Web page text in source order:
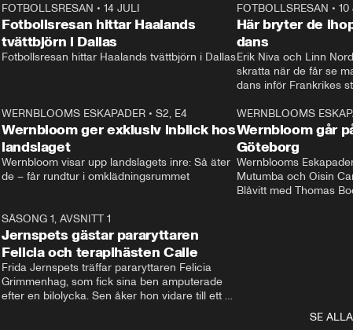
FOTBOLLSRESAN • 14 JULI
Fotbollsresan hittar Haalands
tvättbjörn i Dallas
Fotbollsresan hittar Haalands tvättbjörn i Dallas
FOTBOLLSRESAN • 10
Här bryter de
dans
Erik Niva och Linn
skratta när de får se
dans inför Frankrikes
WERNBLOOMS ESKAPADER• S2, E4
Wernbloom ger exklusiv inblick hos
landslaget
Wernbloom visar upp landslagets inre: Så äter
de – får rundtur i omklädningsrummet
Plus
WERNBLOOMS
Wernbloom går
Göteborg
Wernblooms
Mutumba och Oisin
Blåvitt med Thomas
SÄSONG 1, AVSNITT 1
Jernspets gästar pararyttaren
Felicia och terapihästen Calle
Frida Jernspets träffar pararyttaren Felicia
Grimmenhag, som fick sina ben amputerade
efter en bilolycka. Sen åker hon vidare till ett
SE ALLA